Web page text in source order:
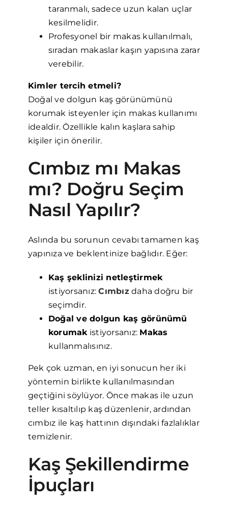
taranmalı, sadece uzun kalan uçlar
kesilmelidir.
Profesyonel bir makas kullanılmalı,
sıradan makaslar kaşın yapısına zarar
verebilir.
Kimler tercih etmeli?
Doğal ve dolgun kaş görünümünü
korumak isteyenler için makas kullanımı
idealdir. Özellikle kalın kaşlara sahip
kişiler için önerilir.
Cımbız mı Makas
mı? Doğru Seçim
Nasıl Yapılır?
Aslında bu sorunun cevabı tamamen kaş
yapınıza ve beklentinize bağlıdır. Eğer:
Kaş şeklinizi netleştirmek
istiyorsanız:Cımbızdaha doğru bir
seçimdir.
Doğal ve dolgun kaş görünümü
korumak istiyorsanız: Makas
kullanmalısınız.
Pek çok uzman, en iyi sonucun her iki
yöntemin birlikte kullanılmasından
geçtiğini söylüyor. Önce makas ile uzun
teller kısaltılıp kaş düzenlenir, ardından
cımbız ile kaş hattının dışındaki fazlalıklar
temizlenir.
Kaş Şekillendirme
İpuçları